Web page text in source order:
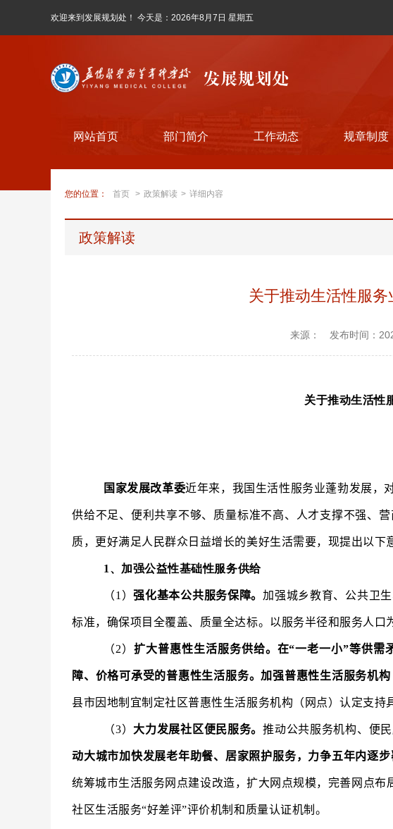
欢迎来到发展规划处！ 今天是： 2026年8月7日 星期五
网站首页 部门简介 工作动态 规章制度
您的位置： 首页 > 政策解读 > 详细内容
政策解读
关于推动生活性服
来源： 发布时间：
关于推动生活性
国家发展改革委近年来，我国生活性服务业蓬勃发展，
供给不足、便利共享不够、质量标准不高、人才支撑不强、
质，更好满足人民群众日益增长的美好生活需要，现提出以下
1、加强公益性基础性服务供给
（1）强化基本公共服务保障。加强城乡教育、公共卫
标准，确保项目全覆盖、质量全达标。以服务半径和服务人
（2） 扩大普惠性生活服务供给。在“一老一小”等供
障、价格可承受的普惠性生活服务。加强普惠性生活服务机
县市因地制宜制定社区普惠性生活服务机构（网点）认定支持
（3） 大力发展社区便民服务。推动公共服务机构、便
动大城市加快发展老年助餐、居家照护服务，力争五年内逐步
统筹城市生活服务网点建设改造，扩大网点规模，完善网点
社区生活服务“好差评”评价机制和质量认证机制。